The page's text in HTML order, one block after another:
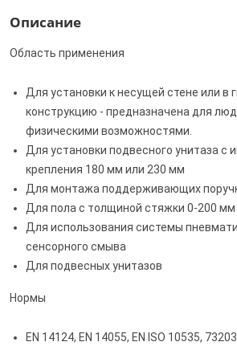
Описание
Область применения
Для установки к несущей стене или в
конструкцию - предназначена для
физическими возможностями.
Для установки подвесного унитаза с
крепления 180 мм или 230 мм
Для монтажа поддерживающих
Для пола с толщиной стяжки 0-200 мм
Для использования системы
сенсорного смыва
Для подвесных унитазов
Нормы
EN 14124, EN 14055, EN ISO 10535,